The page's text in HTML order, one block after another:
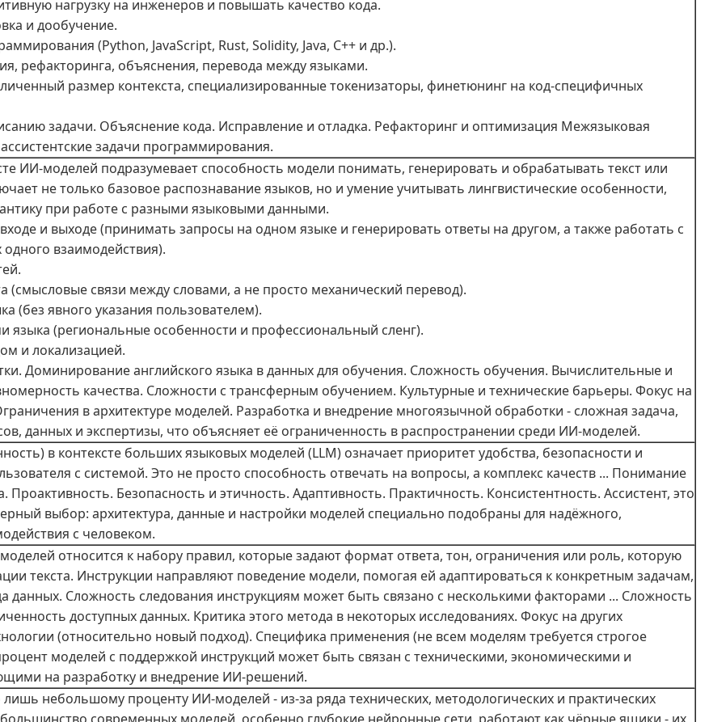
нагрузку на инженеров и повышать качество кода.
и дообучение.
(Python, JavaScript, Rust, Solidity, Java, C++ и др.).
рефакторинга, объяснения, перевода между языками.
размер контекста, специализированные токенизаторы, финетюнинг на код-специфичных
задачи. Объяснение кода. Исправление и отладка. Рефакторинг и оптимизация Межязыковая
задачи программирования.
ИИ-моделей подразумевает способность модели понимать, генерировать и обрабатывать текст или
не только базовое распознавание языков, но и умение учитывать лингвистические особенности,
при работе с разными языковыми данными.
и выходе (принимать запросы на одном языке и генерировать ответы на другом, а также работать с
взаимодействия).
(смысловые связи между словами, а не просто механический перевод).
(без явного указания пользователем).
языка (региональные особенности и профессиональный сленг).
и локализацией.
Доминирование английского языка в данных для обучения. Сложность обучения. Вычислительные и
качества. Сложности с трансферным обучением. Культурные и технические барьеры. Фокус на
в архитектуре моделей. Разработка и внедрение многоязычной обработки - сложная задача,
данных и экспертизы, что объясняет её ограниченность в распространении среди ИИ-моделей.
в контексте больших языковых моделей (LLM) означает приоритет удобства, безопасности и
с системой. Это не просто способность отвечать на вопросы, а комплекс качеств ... Понимание
Проактивность. Безопасность и этичность. Адаптивность. Практичность. Консистентность. Ассистент, это
выбор: архитектура, данные и настройки моделей специально подобраны для надёжного,
с человеком.
относится к набору правил, которые задают формат ответа, тон, ограничения или роль, которую
текста. Инструкции направляют поведение модели, помогая ей адаптироваться к конкретным задачам,
Сложность следования инструкциям может быть связано с несколькими факторами ... Сложность
доступных данных. Критика этого метода в некоторых исследованиях. Фокус на других
(относительно новый подход). Специфика применения (не всем моделям требуется строгое
моделей с поддержкой инструкций может быть связан с техническими, экономическими и
на разработку и внедрение ИИ-решений.
небольшому проценту ИИ-моделей - из-за ряда технических, методологических и практических